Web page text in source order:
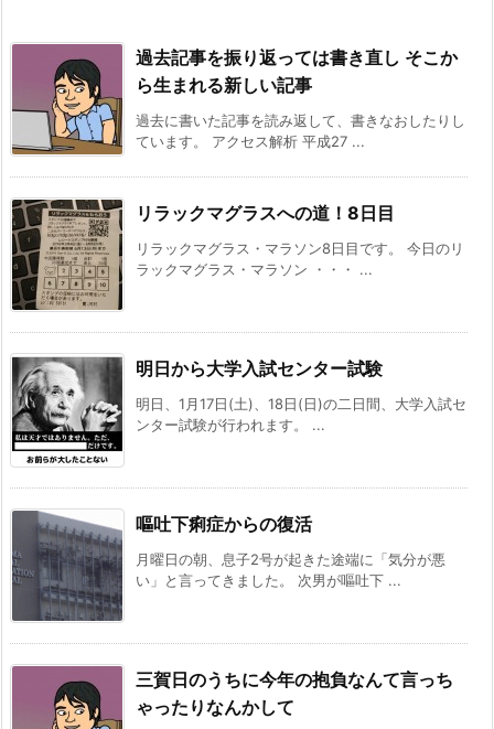
過去記事を振り返っては書き直し そこか
ら生まれる新しい記事
過去に書いた記事を読み返して、書きなおしたりし
ています。 アクセス解析 平成27 ...
リラックマグラスへの道！8日目
リラックマグラス・マラソン8日目です。 今日のリ
ラックマグラス・マラソン ・・・ ...
明日から大学入試センター試験
明日、1月17日(土)、18日(日)の二日間、大学入試セ
ンター試験が行われます。 ...
嘔吐下痢症からの復活
月曜日の朝、息子2号が起きた途端に「気分が悪
い」と言ってきました。 次男が嘔吐下 ...
三賀日のうちに今年の抱負なんて言っち
ゃったりなんかして